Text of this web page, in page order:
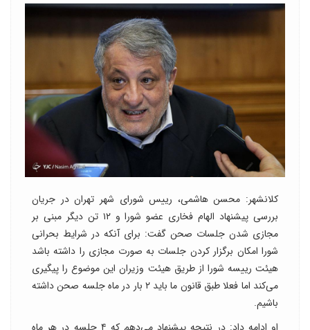
کلانشهر: محسن هاشمی، رییس شورای شهر تهران در جریان
بررسی پیشنهاد الهام فخاری عضو شورا و ۱۲ تن دیگر مبنی بر
مجازی شدن جلسات صحن گفت: برای آنکه در شرایط بحرانی
شورا امکان برگزار کردن جلسات به صورت مجازی را داشته باشد
هیئت رییسه شورا از طریق هیئت وزیران این موضوع را پیگیری
می‌کند اما فعلا طبق قانون ما باید ۲ بار در ماه جلسه صحن داشته
باشیم.